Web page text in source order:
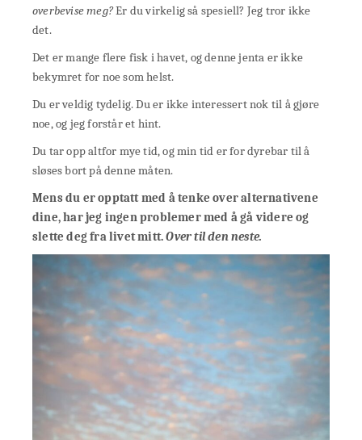
overbevise meg?Er du virkelig så spesiell? Jeg tror ikke
det.
Det er mange flere fisk i havet, og denne jenta er ikke
bekymret for noe som helst.
Du er veldig tydelig. Du er ikke interessert nok til å gjøre
noe, og jeg forstår et hint.
Du tar opp altfor mye tid, og min tid er for dyrebar til å
sløses bort på denne måten.
Mens du er opptatt med å tenke over alternativene
dine, har jeg ingen problemer med å gå videre og
slette deg fra livet mitt.Over til den neste.